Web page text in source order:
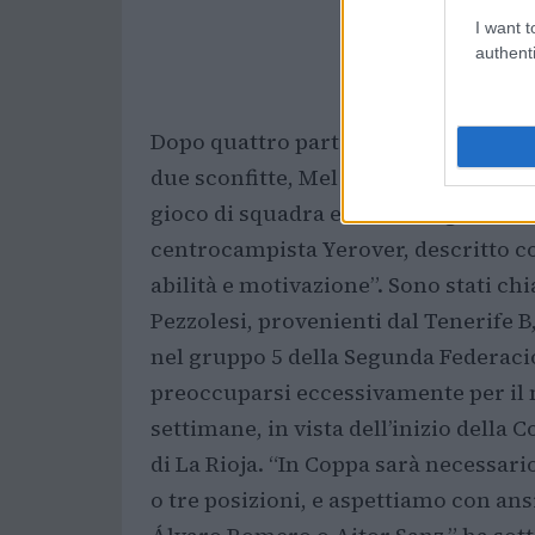
I want
Dopo quattro partite con il Tenerife,
due sconfitte, Mel si mostra
gioco di squadra e in alcuni
centrocampista Yerover, descritto
abilità e motivazione”. Sono stati
Pezzolesi, provenienti dal Tenerife
nel gruppo 5 della Segunda
preoccuparsi eccessivamente per
settimane, in vista dell’inizio della
di La Rioja. “In Coppa sarà
o tre posizioni, e aspettiamo con